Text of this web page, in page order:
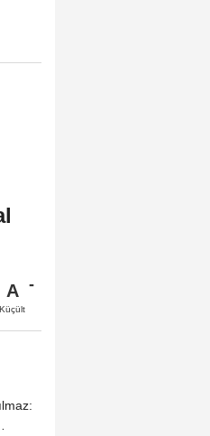
A
Küçült